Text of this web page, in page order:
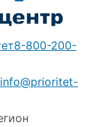
8-800-200-
info@prioritet-